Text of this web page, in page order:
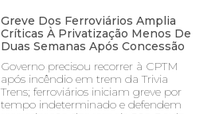
Greve Dos Ferroviários Amplia
Críticas À Privatização Menos De
Duas Semanas Após Concessão
Governo precisou recorrer à CPTM
após incêndio em trem da Trivia
Trens; ferroviários iniciam greve por
tempo indeterminado e defendem